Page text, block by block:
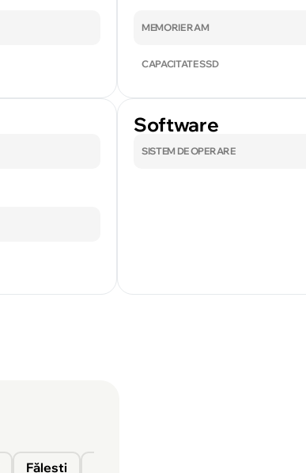
MEMORIE RAM
CAPACITATE SSD
Software
SISTEM DE OPERARE
Fălești